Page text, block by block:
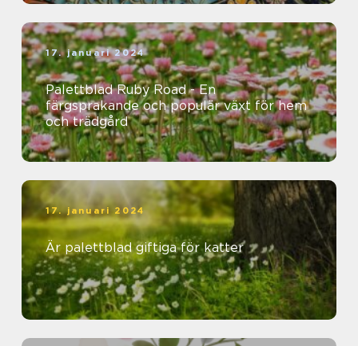
17. januari 2024
Palettblad Ruby Road - En
färgsprakande och populär växt för hem
och trädgård
17. januari 2024
Är palettblad giftiga för katter